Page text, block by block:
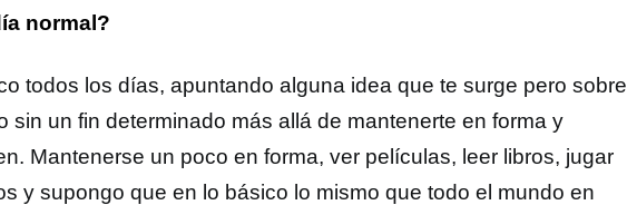
normal?
todos los días, apuntando alguna idea que te surge pero sobre
sin un fin determinado más allá de mantenerte en forma y
Mantenerse un poco en forma, ver películas, leer libros, jugar
y supongo que en lo básico lo mismo que todo el mundo en